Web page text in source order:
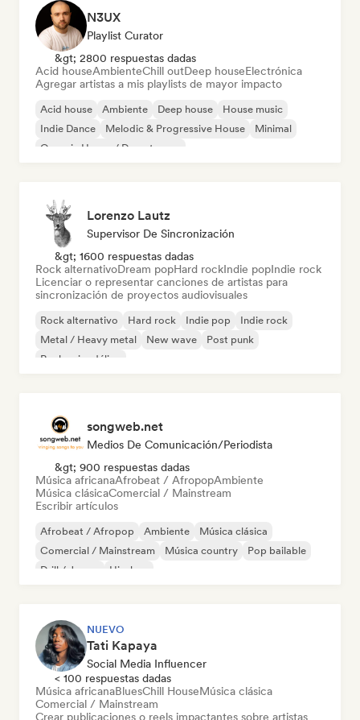
N3UX
Playlist Curator
&gt; 2800 respuestas dadas
Acid houseAmbienteChill outDeep houseElectrónica
Agregar artistas a mis playlists de mayor impacto
Acid house Ambiente Deep house
House music
Indie Dance
Melodic & Progressive House
Minimal
Organic House / Downtempo
Lorenzo Lautz
Supervisor De Sincronización
&gt; 1600 respuestas dadas
Rock alternativoDream popHard rockIndie popIndie rock
Licenciar o representar canciones de artistas para
sincronización de proyectos audiovisuales
Rock alternativo Hard rock Indie pop
Indie rock
Metal / Heavy metal
New wave
Post punk
Rock psicodélico
songweb.net
Medios De Comunicación/Periodista
&gt; 900 respuestas dadas
Música africanaAfrobeat / AfropopAmbiente
Música clásicaComercial / Mainstream
Escribir artículos
Afrobeat / Afropop Ambiente
Música clásica
Comercial / Mainstream
Música country
Pop bailable
Drill / Jersey
Hip-hop
NUEVO
Tati Kapaya
Social Media Influencer
< 100 respuestas dadas
Música africanaBluesChill HouseMúsica clásica
Comercial / Mainstream
Crear publicaciones o reels impactantes sobre artistas